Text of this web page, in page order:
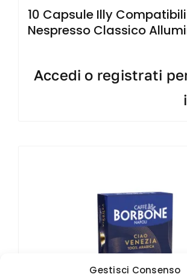
Gestisci Consenso
10 Capsule Illy
Nespresso Classico
Accedi o registrati